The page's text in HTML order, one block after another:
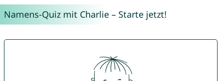
Namens-Quiz mit Charlie – Starte jetzt!